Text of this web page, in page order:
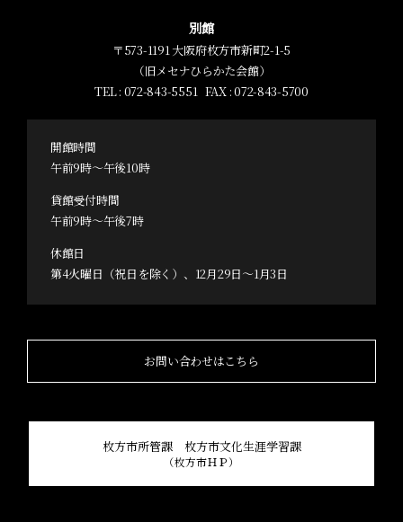
別館
〒573-1191 大阪府枚方市新町2-1-5
（旧メセナひらかた会館）
TEL : 072-843-5551FAX : 072-843-5700
開館時間
午前9時～午後10時
貸館受付時間
午前9時～午後7時
休館日
第4火曜日（祝日を除く）、12月29日～1月3日
お問い合わせはこちら
枚方市所管課 枚方市文化生涯学習課
（枚方市ＨＰ）